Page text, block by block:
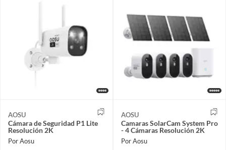
AOSU
Cámara de Seguridad P1 Lite
Resolución 2K
Por Aosu
AOSU
Camaras SolarCam System Pro
- 4 Cámaras Resolución 2K
Por Aosu